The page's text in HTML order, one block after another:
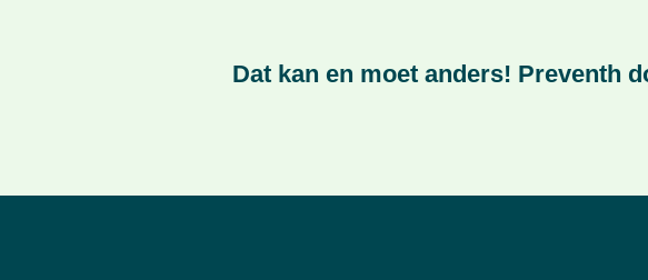
Dat kan en moet anders! Preventh